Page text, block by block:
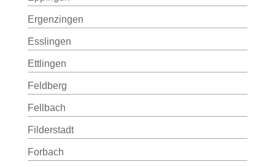
Ergenzingen
Esslingen
Ettlingen
Feldberg
Fellbach
Filderstadt
Forbach